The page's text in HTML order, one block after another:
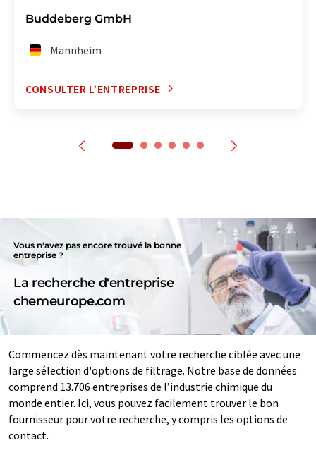
Buddeberg GmbH
Mannheim
CONSULTER L’ENTREPRISE
Vous n'avez pas encore trouvé la bonne
entreprise ?
La recherche d'entreprise
chemeurope.com
Commencez dès maintenant votre recherche ciblée avec une
large sélection d'options de filtrage. Notre base de données
comprend 13.706 entreprises de l’industrie chimique du
monde entier. Ici, vous pouvez facilement trouver le bon
fournisseur pour votre recherche, y compris les options de
contact.